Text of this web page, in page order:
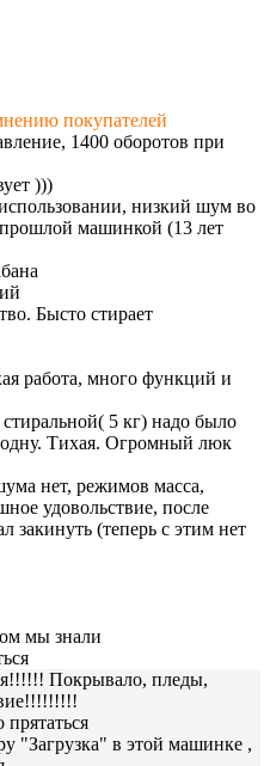
покупателей
1400 оборотов при
)))
низкий шум во
машинкой (13 лет
Бысто стирает
работа, много функций и
5 кг) надо было
одну. Тихая. Огромный люк
нет, режимов масса,
удовольствие, после
закинуть (теперь с этим нет
мы знали
Покрывало, пледы,
"Загрузка" в этой машинке ,